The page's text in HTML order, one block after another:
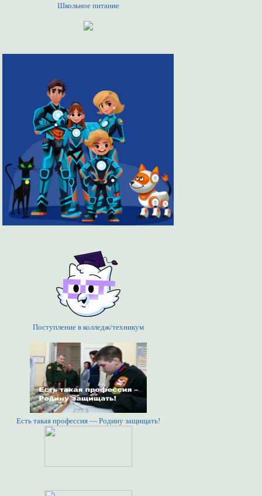
Школьное питание
Поступление в колледж/техникум
Есть такая профессия — Родину защищать!